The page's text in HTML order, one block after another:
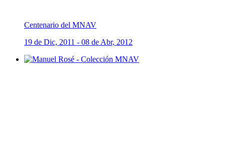
Centenario del MNAV
19 de Dic, 2011 - 08 de Abr, 2012